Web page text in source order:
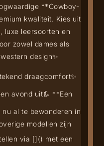
**Cowboy-
kwaliteit. Kies uit
luxe leersoorten en
zowel dames als
design✨
draagcomfort✨
avond uit👢 **Een
al te bewonderen in
modellen zijn
via []() met een